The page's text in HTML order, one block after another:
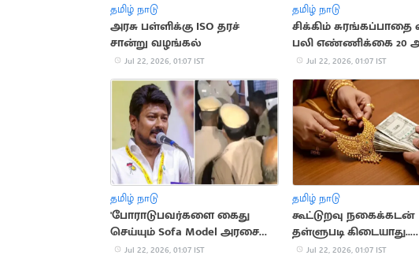
தமிழ் நாடு
அரசு பள்ளிக்கு ISO தரச்
சான்று வழங்கல்
Jul 22, 2026, 01:07 IST
தமிழ் நாடு
சிக்கிம் சுரங்கப்பாதை
பலி எண்ணிக்கை 20
உயர்வு
Jul 22, 2026, 01:07 IST
தமிழ் நாடு
'போராடுபவர்களை கைது
செய்யும் Sofa Model அரசை
கண்டிக்கிறேன்'.. உதயநிதி
Jul 22, 2026, 01:07 IST
தமிழ் நாடு
கூட்டுறவு நகைக்கடன்
தள்ளுபடி கிடையாது..
வெளியான தகவல்
Jul 22, 2026, 01:07 IST